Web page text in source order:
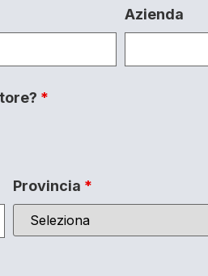
Azienda
*
Provincia *